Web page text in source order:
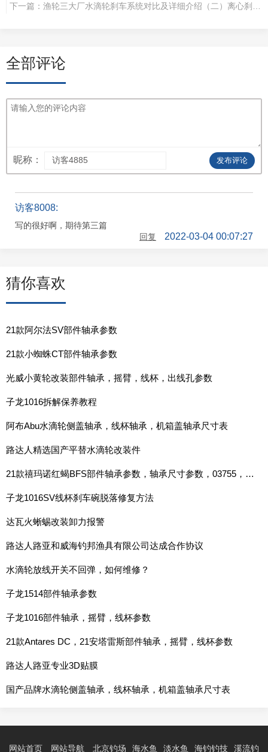
下一篇：
全部评论
昵称： 发布评论
访客8008:
写的很好啊，期待第三篇
回复
2022-03-04 00:07:27
猜你喜欢
21款阿尔法SV部件轴承参数
21款小蜘蛛CT部件轴承参数
光威小黄轮改装部件轴承，摇臂，线杯，出线孔参数
子龙1016拆解保养教程
阿布Abu水滴轮侧盖轴承，线杯轴承，机箱盖轴承尺寸表
路达人精选国产平替水滴轮改装件
21款禧玛诺红蝎BFS部件轴承参数，轴承尺寸参数，03755，03756，03757，03758
子龙1016SV线杯刹车碗脱落修复方法
达瓦火蜥蜴改装卸力报警
路达人路亚和威海钓邦渔具有限公司达成合作协议
水滴轮放线开关不回弹，如何维修？
子龙1514部件轴承参数
子龙1016部件轴承，摇臂，线杯参数
21款Antares DC，21安塔雷斯部件轴承，摇臂，线杯参数
路达人路亚专业3D贴膜
国产品牌水滴轮侧盖轴承，线杯轴承，机箱盖轴承尺寸表
网站首页 网站导航 北京钓场 海水鱼 淡水鱼 海钓钓技 溪流钓